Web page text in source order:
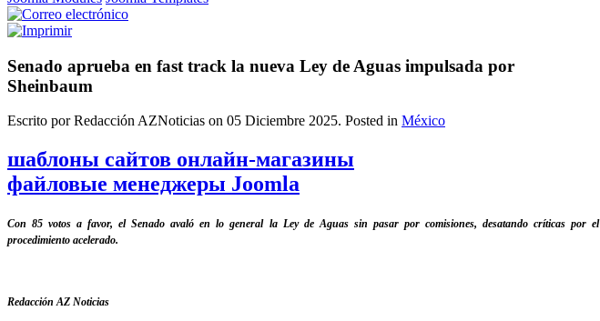
Senado aprueba en fast track la nueva Ley de Aguas impulsada por
Sheinbaum
Escrito por Redacción AZNoticias on 05 Diciembre 2025. Posted in México
шаблоны сайтов онлайн-магазины
файловые менеджеры Joomla
Con 85 votos a favor, el Senado avaló en lo general la Ley de Aguas sin pasar por comisiones, desatando críticas por el
procedimiento acelerado.
Redacción AZ Noticias